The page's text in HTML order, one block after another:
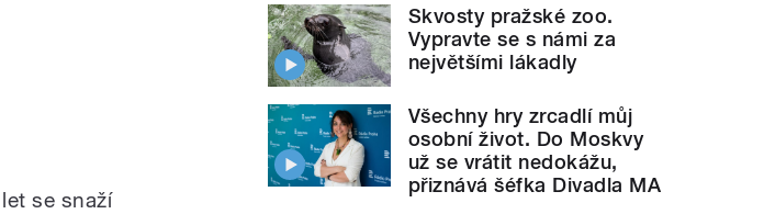
se snaží
Skvosty pražské zoo.
Vypravte se s námi za
největšími lákadly
Všechny hry zrcadlí můj
osobní život. Do Moskvy
už se vrátit nedokážu,
přiznává šéfka Divadla MA